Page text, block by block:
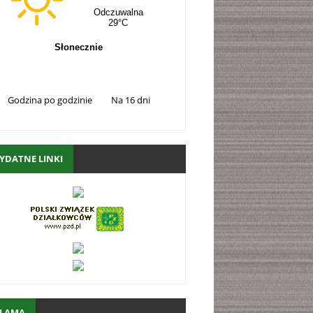
Godzina po godzinie Na 16 dni
LINKI